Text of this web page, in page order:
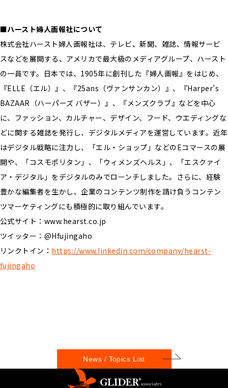
■ハースト婦人画報社について
株式会社ハースト婦人画報社は、テレビ、新聞、雑誌、情報サービ
スなどを展開する、アメリカで最大級のメディアグループ、ハースト
の一員です。日本では、1905年に創刊した『婦人画報』をはじめ、
『ELLE（エル）』、『25ans（ヴァンサンカン）』、『Harper’s
BAZAAR（ハーパーズ バザー）』、『メンズクラブ』などを中心
に、ファッション、カルチャー、デザイン、フード、ウエディングな
どに関する雑誌を発行し、デジタルメディアを運営しています。近年
はデジタル戦略に注力し、「エル・ショップ」などのEコマースの展
開や、「コスモポリタン」、「ウィメンズヘルス」、「エスクァイ
ア・デジタル」をデジタルのみでローンチしました。さらに、経験
豊かな編集者を生かし、企業のコンテンツ制作を請け負うコンテン
ツマーケティングにも積極的に取り組んでいます。
公式サイト：www.hearst.co.jp
ツイッター：@Hfujingaho
リンクトイン： https://www.linkedin.com/company/hearst-
fujingaho
News / Topics List